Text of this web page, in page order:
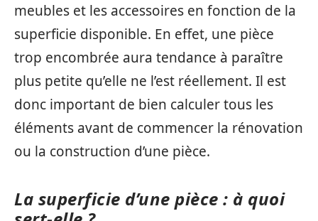
meubles et les accessoires en fonction de la
superficie disponible. En effet, une pièce
trop encombrée aura tendance à paraître
plus petite qu’elle ne l’est réellement. Il est
donc important de bien calculer tous les
éléments avant de commencer la rénovation
ou la construction d’une pièce.
La superficie d’une pièce : à quoi